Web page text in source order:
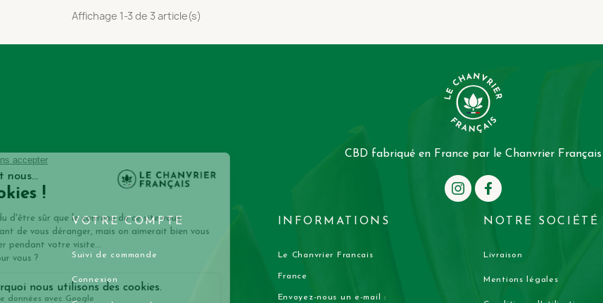
Affichage 1-3 de 3 article(s)
CBD fabriqué en France par le Chanvrier Français
VOTRE COMPTE
Suivi de commande
Connexion
INFORMATIONS
Le Chanvrier Francais
France
Envoyez-nous un e-mail :
NOTRE SOCIÉTÉ
Livraison
Mentions légales